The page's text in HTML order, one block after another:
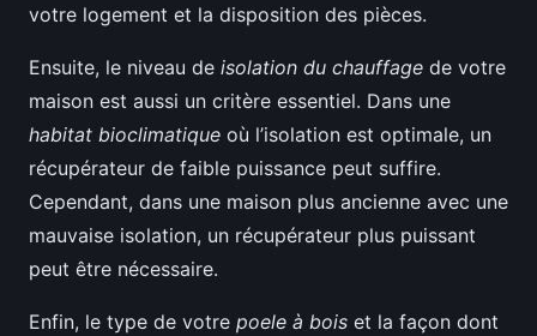
votre logement et la disposition des pièces.
Ensuite, le niveau de isolation du chauffage de votre
maison est aussi un critère essentiel. Dans une
habitat bioclimatique où l’isolation est optimale, un
récupérateur de faible puissance peut suffire.
Cependant, dans une maison plus ancienne avec une
mauvaise isolation, un récupérateur plus puissant
peut être nécessaire.
Enfin, le type de votre poele à bois et la façon dont